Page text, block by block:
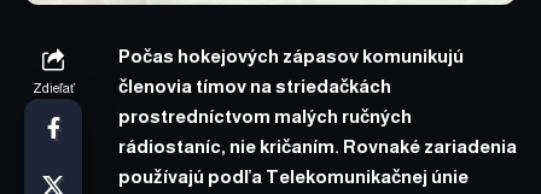
Zdieľať
Počas hokejových zápasov komunikujú
členovia tímov na striedačkách
prostredníctvom malých ručných
rádiostaníc, nie kričaním. Rovnaké zariadenia
používajú podľa Telekomunikačnej únie